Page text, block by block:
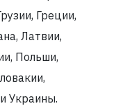
Греции,
Латвии,
Польши,
Украины.